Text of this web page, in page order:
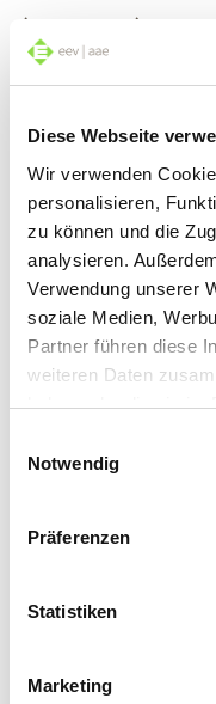
Diese Webseite
Wir verwenden
personalisieren,
zu können und die
analysieren.
Verwendung unserer
soziale Medien,
Partner führen diese
weiteren Daten
haben oder die sie im
Notwendig
Präferenzen
Statistiken
Marketing
électriques à basse
présence est
Attention,
Un important
chez soi consiste
incendies, lesquels
surchauffe. Les
des incendies
convient donc de
dangers et de
spécialisé examine